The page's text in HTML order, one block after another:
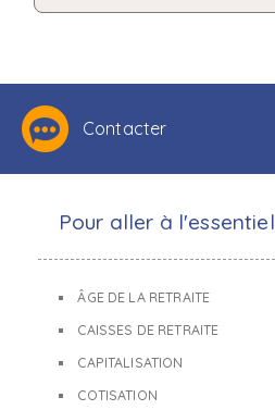
Contacter
Pour aller à l'essentiel
ÂGE DE LA RETRAITE
CAISSES DE RETRAITE
CAPITALISATION
COTISATION